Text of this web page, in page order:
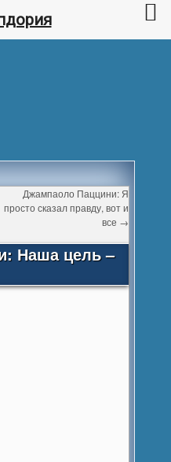
Джампаоло Паццини: Я
просто сказал правду, вот и
все →
Наша цель –